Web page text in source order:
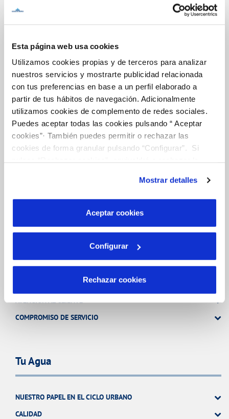
Esta página web usa cookies
Utilizamos cookies propias y de terceros para analizar
nuestros servicios y mostrarte publicidad relacionada
con tus preferencias en base a un perfil elaborado a
partir de tus hábitos de navegación. Adicionalmente
utilizamos cookies de complemento de redes sociales.
Puedes aceptar todas las cookies pulsando “ Aceptar
cookies”· También puedes permitir o rechazar las
cookies de forma granular pulsando “Configurar”. Si
son indispensables para que el sitio web funcione y que
por tanto no se pueden desactivar. Puedes consultar
más información en nuestraPolítica de Cookies
Mostrar detalles
Aceptar cookies
Configurar
Rechazar cookies
Gestiones Online
FACTURAS, PAGOS Y CONSUMOS
CONTRATOS
MODIFICACIÓN DE DATOS
INCIDENCIAS
ATENCIÓN AL CLIENTE
COMPROMISO DE SERVICIO
Tu Agua
NUESTRO PAPEL EN EL CICLO URBANO
CALIDAD